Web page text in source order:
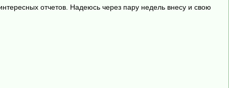
отчетов. Надеюсь через пару недель внесу и свою